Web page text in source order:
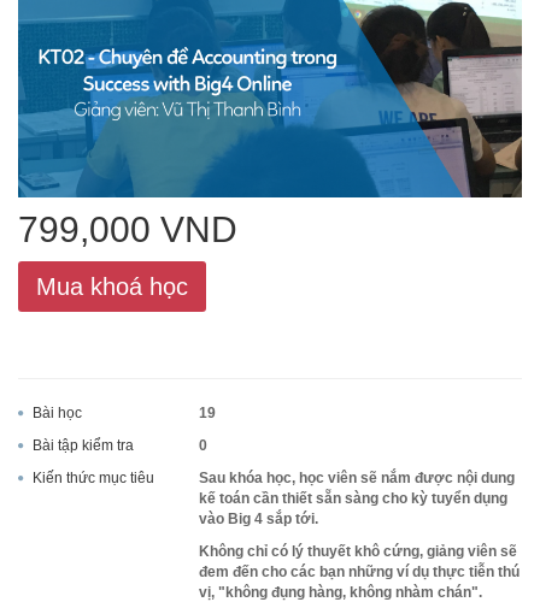
ACCA
Word
799,000 VND
Mua khoá học
Bài học
19
Bài tập kiểm tra
0
Kiến thức mục tiêu
Sau khóa học, học viên sẽ nắm được nội dung
kế toán cần thiết sẵn sàng cho kỳ tuyển dụng
vào Big 4 sắp tới.
Không chỉ có lý thuyết khô cứng, giảng viên sẽ
đem đến cho các bạn những ví dụ thực tiễn thú
vị, "không đụng hàng, không nhàm chán".